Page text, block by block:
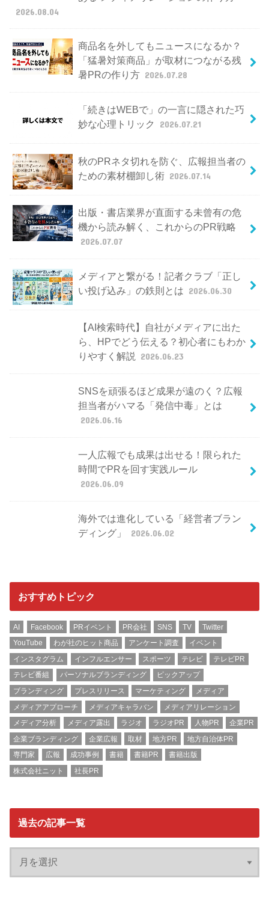
2026.08.04
商品名を外してもニュースになるか？
「猛暑対策商品」が取材につながる残
暑PRの作り方 2026.07.28
「続きはWEBで」の一言に隠された巧
妙な心理トリック
2026.07.21
秋のPRネタ切れを防ぐ、広報担当者の
ための素材棚卸し術 2026.07.14
出版・書店業界が直面する未曾有の危
機から読み解く、これからのPR戦略
2026.07.07
メディアと繋がる！記者クラブ「正し
い投げ込み」の鉄則とは 2026.06.30
【AI検索時代】自社がメディアに出た
ら、HPでどう伝える？初心者にもわか
りやすく解説
2026.06.23
SNSを頑張るほど成果が遠のく？広報
担当者がハマる「発信中毒」とは
2026.06.16
一人広報でも成果は出せる！限られた
時間でPRを回す実践ルール
2026.06.09
海外では進化している「経営者ブラン
ディング」
2026.06.02
おすすめトピック
AI Facebook PRイベント PR会社 SNS TV
Twitter
YouTube
わが社のヒット商品 アンケート調査
イベント
インスタグラム
インフルエンサー スポーツ テレビ
テレビPR
テレビ番組
パーソナルブランディング
ピックアップ
ブランディング
プレスリリース マーケティング
メディア
メディアアプローチ
メディアキャラバン
メディアリレーション
メディア分析
メディア露出 ラジオ ラジオPR 人物PR
企業PR
企業ブランディング
企業広報 取材 地方PR
地方自治体PR
専門家
広報 成功事例 書籍 書籍PR
書籍出版
株式会社ニット
社長PR
過去の記事一覧